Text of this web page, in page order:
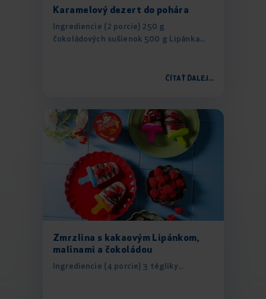
Karamelový dezert do pohára
Ingrediencie (2 porcie) 250 g
čokoládových sušienok 500 g Lipánka...
ČÍTAŤ ĎALEJ...
Zmrzlina s kakaovým Lipánkom,
malinami a čokoládou
Ingrediencie (4 porcie) 3 tégliky...